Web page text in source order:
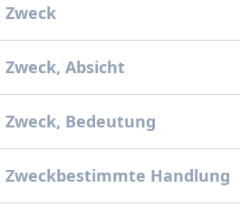
Zweck
Zweck, Absicht
Zweck, Bedeutung
Zweckbestimmte Handlung